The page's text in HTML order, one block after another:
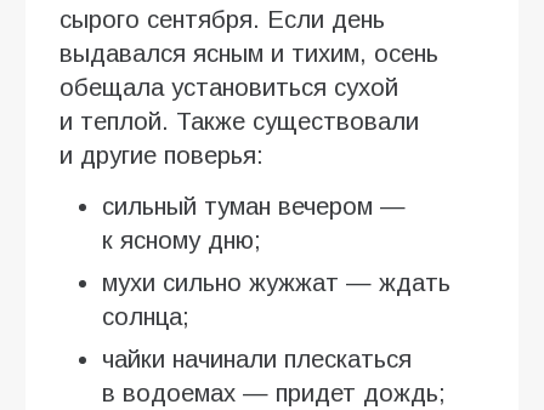
сырого сентября. Если день
выдавался ясным и тихим, осень
обещала установиться сухой
и теплой. Также существовали
и другие поверья:
сильный туман вечером —
к ясному дню;
мухи сильно жужжат — ждать
солнца;
чайки начинали плескаться
в водоемах — придет дождь;